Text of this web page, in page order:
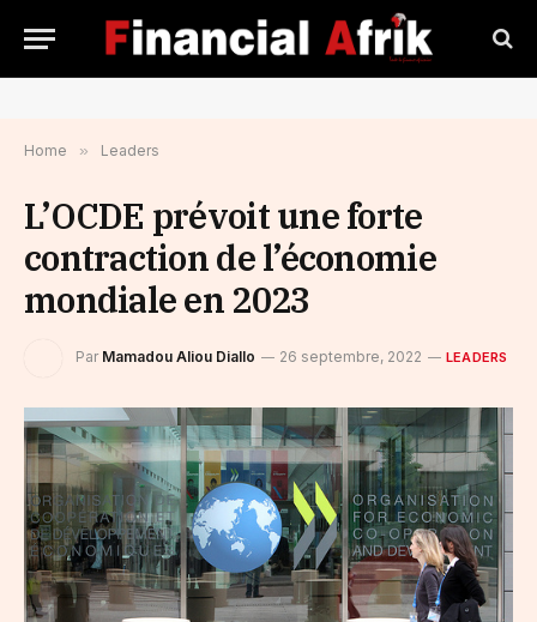
Home » Leaders
L’OCDE prévoit une forte
contraction de l’économie
mondiale en 2023
Par Mamadou Aliou Diallo 26 septembre, 2022 LEADERS